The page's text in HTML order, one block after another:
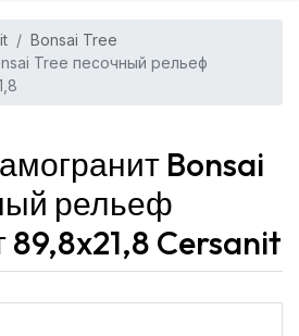
Bonsai Tree
Tree песочный рельеф
Bonsai
рельеф
89,8x21,8 Cersanit